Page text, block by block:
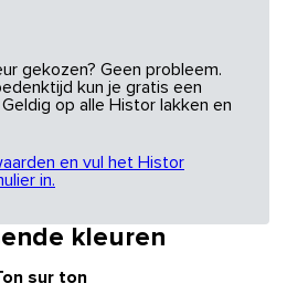
gekozen? Geen probleem.
kun je gratis een
op alle Histor lakken en
en vul het Histor
in.
kleuren
sur ton